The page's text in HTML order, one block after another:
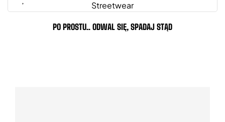
PO PROSTU.. ODWAL SIĘ, SPADAJ STĄD